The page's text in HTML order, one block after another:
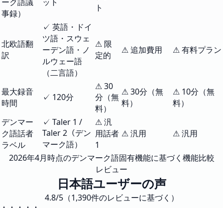
事録）
ト
北欧語翻
訳
✓ 英語・ドイ
ツ語・スウェ
ーデン語・ノ
ルウェー語
（二言語）
⚠ 限
定的
⚠ 追加費用 ⚠ 有料プラン
最大録音
時間
✓ 120分
⚠ 30
分（無
料）
⚠ 30分（無
料）
⚠ 10分（無
料）
デンマー
ク語話者
ラベル
✓ Taler 1 /
Taler 2（デン
マーク語）
⚠ 汎
用話者
1
⚠ 汎用 ⚠ 汎用
2026年4月時点のデンマーク語固有機能に基づく機能比較
レビュー
日本語ユーザーの声
4.8/5（1,390件のレビューに基づく）